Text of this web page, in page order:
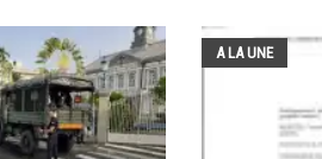
A LA UNE